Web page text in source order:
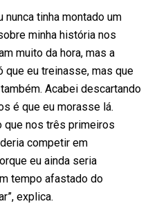
nunca tinha montado um
minha história nos
muito da hora, mas a
que eu treinasse, mas que
Acabei descartando
é que eu morasse lá.
que nos três primeiros
competir em
eu ainda seria
tempo afastado do
explica.